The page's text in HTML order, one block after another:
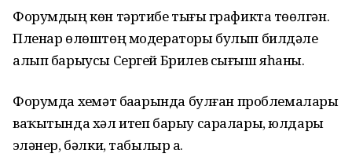
Форумдың көн тәртибе тығыҙ графикта төҙөлгән.
Пленар өлөштөң модераторы булып билдәле
алып барыусы Сергей Брилев сығыш яһаны.
Форумда хеҙмәт баҙарында булған проблемаларҙы
ваҡытында хәл итеп барыу саралары, юлдары
эҙләнер, бәлки, табылыр ҙа.